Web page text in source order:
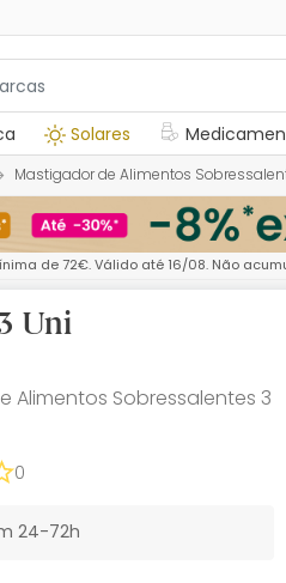
Solares
Mastigador de Alimentos
de 72€. Válido até 16/08. Não
Uni
Alimentos Sobressalentes 3
0
24-72h